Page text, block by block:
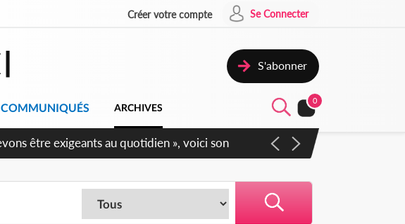
Créer votre compte Se Connecter
S'abonner
COMMUNIQUÉS ARCHIVES
0
Défense et de Sécurité affichent leur